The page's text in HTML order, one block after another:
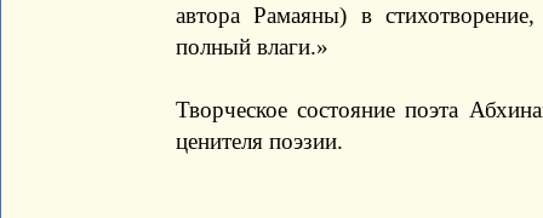
автора Рамаяны) в
полный влаги.»
Творческое состояние поэта
ценителя поэзии.